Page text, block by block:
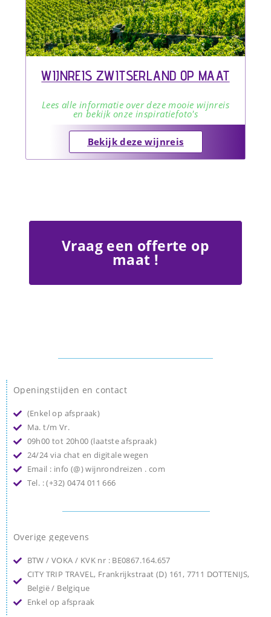
WIJNREIS ZWITSERLAND OP MAAT
Lees alle informatie over deze mooie wijnreis
en bekijk onze inspiratiefoto's
Bekijk deze wijnreis
Vraag een offerte op
maat !
Openingstijden en contact
(Enkel op afspraak)
Ma. t/m Vr.
09h00 tot 20h00 (laatste afspraak)
24/24 via chat en digitale wegen
Email : info (@) wijnrondreizen . com
Tel. : (+32) 0474 011 666
Overige gegevens
BTW / VOKA / KVK nr : BE0867.164.657
CITY TRIP TRAVEL, Frankrijkstraat (D) 161, 7711 DOTTENIJS,
België / Belgique
Enkel op afspraak